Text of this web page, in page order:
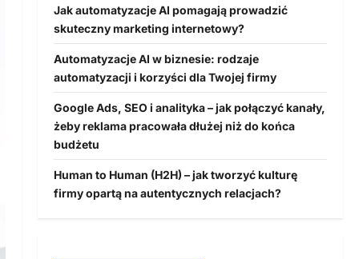
Jak automatyzacje AI pomagają prowadzić
skuteczny marketing internetowy?
Automatyzacje AI w biznesie: rodzaje
automatyzacji i korzyści dla Twojej firmy
Google Ads, SEO i analityka – jak połączyć kanały,
żeby reklama pracowała dłużej niż do końca
budżetu
Human to Human (H2H) – jak tworzyć kulturę
firmy opartą na autentycznych relacjach?